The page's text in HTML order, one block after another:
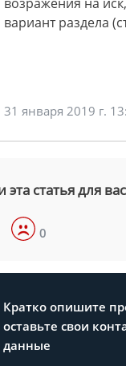
вариант раздела
31 января 2019 г.
эта статья для
0
Кратко опишите
оставьте свои
данные